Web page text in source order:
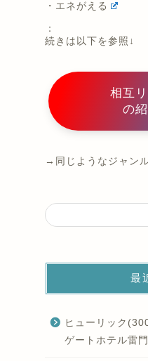
・エネがえる
：
続きは以下を参照↓
相互
の
→同じようなジャン
最
ヒューリック
ゲートホテル雷